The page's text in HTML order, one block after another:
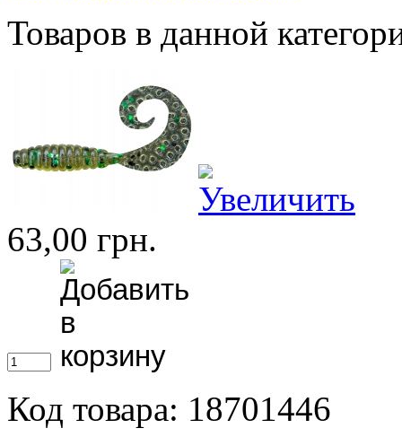
Товаров в данной
63,00 грн.
Код товара: 18701446